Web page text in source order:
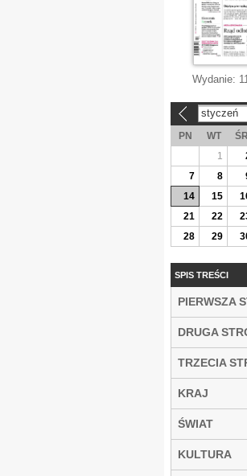
Wydanie:
styczeń
PN WT ŚR
1
7
8
14
15
21
22
28
29
SPIS TREŚCI
PIERWSZA
DRUGA
TRZECIA
KRAJ
ŚWIAT
KULTURA